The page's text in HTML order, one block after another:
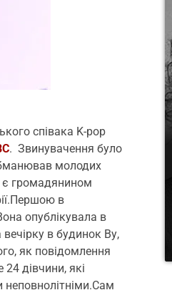
співака K-pop
. Звинувачення було
молодих
є громадянином
в
опублікувала в
вечірку в будинок Ву,
як повідомлення
дівчини, які
неповнолітніми.Сам